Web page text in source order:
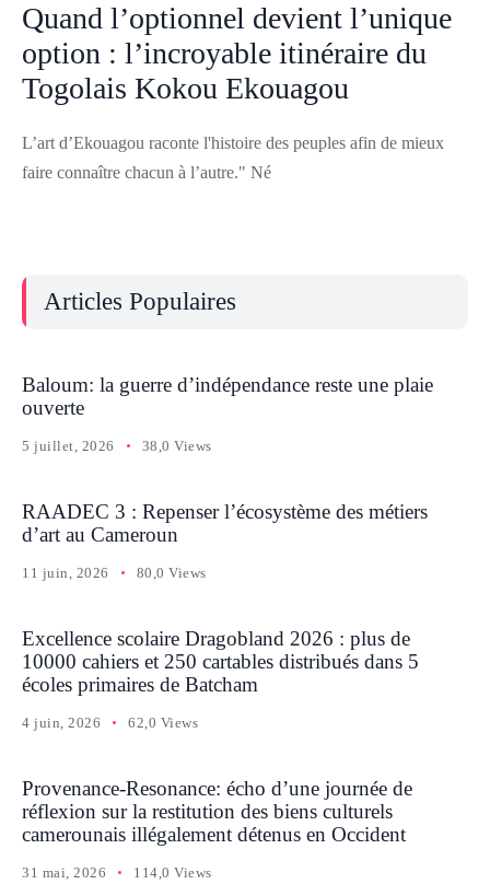
Quand l’optionnel devient l’unique
option : l’incroyable itinéraire du
Togolais Kokou Ekouagou
L’art d’Ekouagou raconte l'histoire des peuples afin de mieux
faire connaître chacun à l’autre." Né
Articles Populaires
Baloum: la guerre d’indépendance reste une plaie
ouverte
5 juillet, 2026 38,0 Views
RAADEC 3 : Repenser l’écosystème des métiers
d’art au Cameroun
11 juin, 2026 80,0 Views
Excellence scolaire Dragobland 2026 : plus de
10000 cahiers et 250 cartables distribués dans 5
écoles primaires de Batcham
4 juin, 2026 62,0 Views
Provenance-Resonance: écho d’une journée de
réflexion sur la restitution des biens culturels
camerounais illégalement détenus en Occident
31 mai, 2026 114,0 Views